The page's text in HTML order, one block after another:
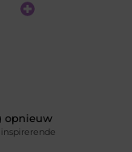
opnieuw